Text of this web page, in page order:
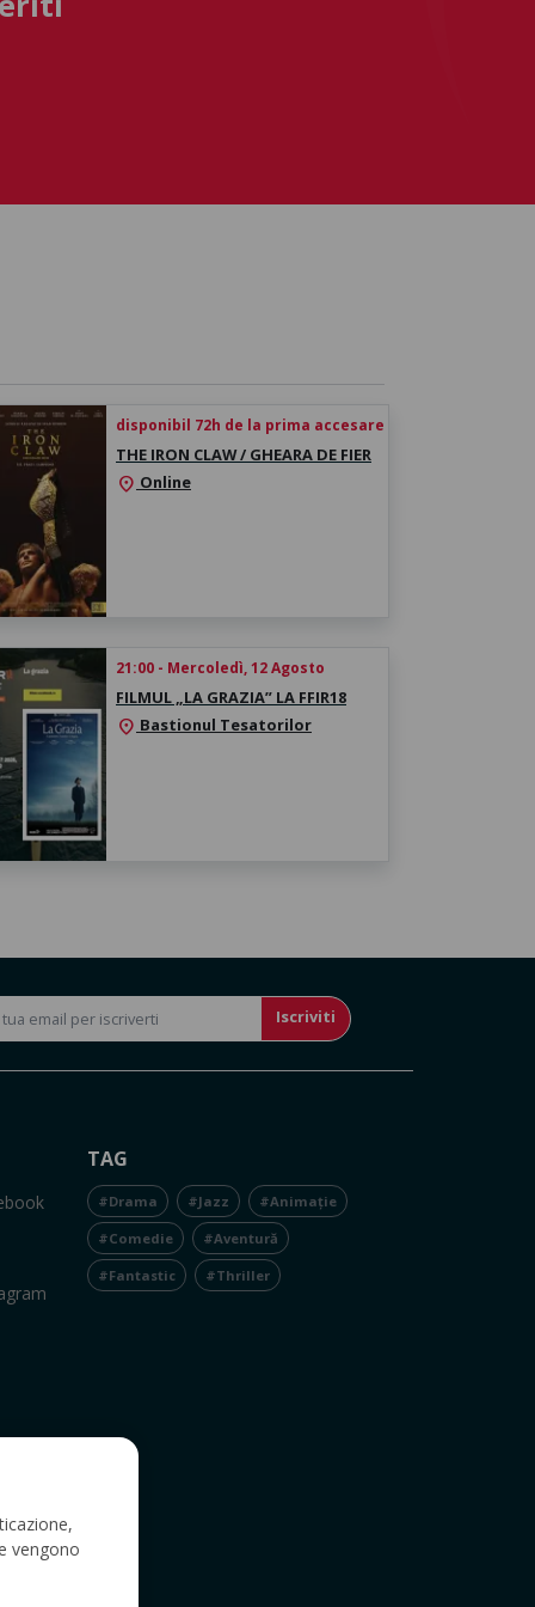
disponibil 72h de la prima accesare
THE IRON CLAW / GHEARA DE FIER
location_on Online
21:00 - Mercoledì, 12 Agosto
FILMUL „LA GRAZIA” LA FFIR18
location_on Bastionul Tesatorilor
Iscriviti
TAG
#Drama #Jazz #Animație
#Comedie #Aventură
#Fantastic #Thriller
vengono